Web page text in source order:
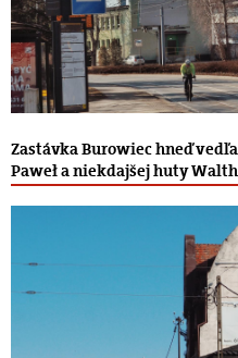
Zastávka Burowiec hneď
Paweł a niekdajšej huty